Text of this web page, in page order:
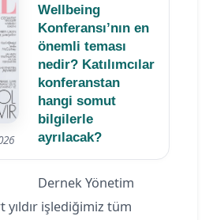
Wellbeing
Konferansı’nın en
önemli teması
nedir? Katılımcılar
konferanstan
hangi somut
bilgilerle
ayrılacak?
Dernek Yönetim
işlediğimiz tüm